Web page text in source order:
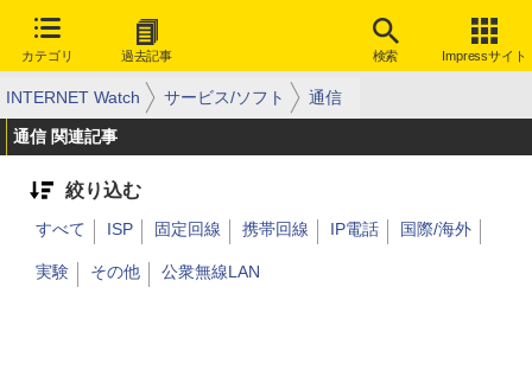
カテゴリ 過去記事 検索 Impressサイト
INTERNET Watch サービス/ソフト 通信
通信 関連記事
絞り込む
すべて ISP 固定回線 携帯回線 IP電話 国際/海外
実験 その他 公衆無線LAN